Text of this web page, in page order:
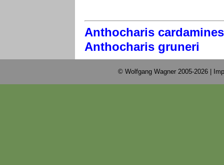
Anthocharis cardamines
Anthocharis gruneri
© Wolfgang Wagner 2005-2026 |